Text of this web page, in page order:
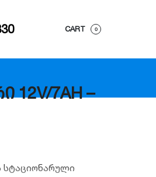
CART 0
12V/7AH –
სტაციონარული